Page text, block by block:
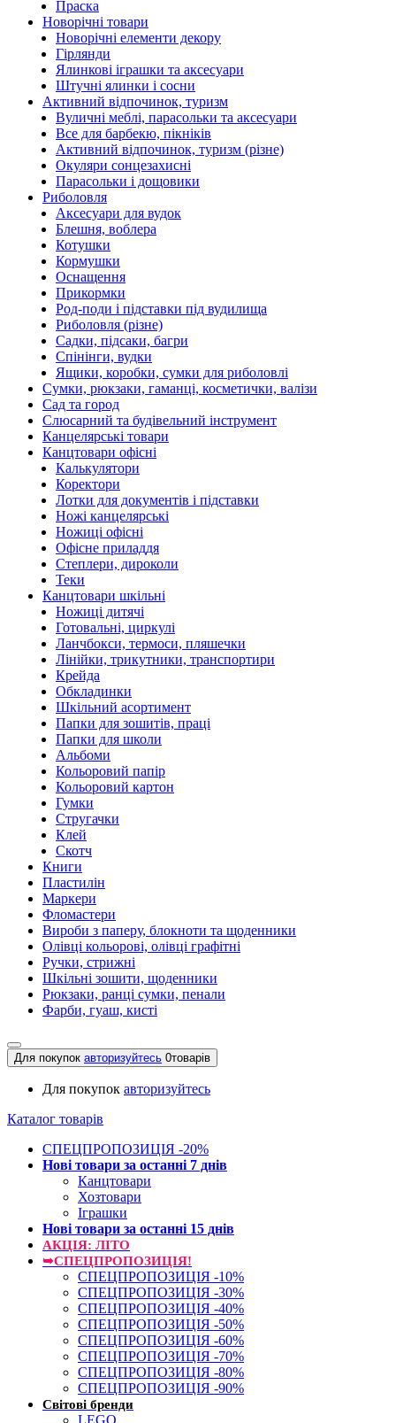
Праска
Новорічні товари
Новорічні елементи декору
Гірлянди
Ялинкові іграшки та аксесуари
Штучні ялинки і сосни
Активний відпочинок, туризм
Вуличні меблі, парасольки та аксесуари
Все для барбекю, пікніків
Активний відпочинок, туризм (різне)
Окуляри сонцезахисні
Парасольки і дощовики
Риболовля
Аксесуари для вудок
Блешня, воблера
Котушки
Кормушки
Оснащення
Прикормки
Род-поди і підставки під вудилища
Риболовля (різне)
Садки, підсаки, багри
Спінінги, вудки
Ящики, коробки, сумки для риболовлі
Сумки, рюкзаки, гаманці, косметички, валізи
Сад та город
Слюсарний та будівельний інструмент
Канцелярські товари
Канцтовари офісні
Калькулятори
Коректори
Лотки для документів і підставки
Ножі канцелярські
Ножиці офісні
Офісне приладдя
Степлери, дироколи
Теки
Канцтовари шкільні
Ножиці дитячі
Готовальні, циркулі
Ланчбокси, термоси, пляшечки
Лінійки, трикутники, транспортири
Крейда
Обкладинки
Шкільний асортимент
Папки для зошитів, праці
Папки для школи
Альбоми
Кольоровий папір
Кольоровий картон
Гумки
Стругачки
Клей
Скотч
Книги
Пластилін
Маркери
Фломастери
Вироби з паперу, блокноти та щоденники
Олівці кольорові, олівці графітні
Ручки, стрижні
Шкільні зошити, щоденники
Рюкзаки, ранці сумки, пенали
Фарби, гуаш, кисті
Для покупок авторизуйтесь 0товарів
Для покупок авторизуйтесь
Каталог товарів
СПЕЦПРОПОЗИЦІЯ -20%
Нові товари за останнi 7 днiв
Канцтовари
Хозтовари
Іграшки
Нові товари за останнi 15 днiв
АКЦІЯ: ЛІТО
➥СПЕЦПРОПОЗИЦІЯ!
СПЕЦПРОПОЗИЦІЯ -10%
СПЕЦПРОПОЗИЦІЯ -30%
СПЕЦПРОПОЗИЦІЯ -40%
СПЕЦПРОПОЗИЦІЯ -50%
СПЕЦПРОПОЗИЦІЯ -60%
СПЕЦПРОПОЗИЦІЯ -70%
СПЕЦПРОПОЗИЦІЯ -80%
СПЕЦПРОПОЗИЦІЯ -90%
Світові бренди
LEGO